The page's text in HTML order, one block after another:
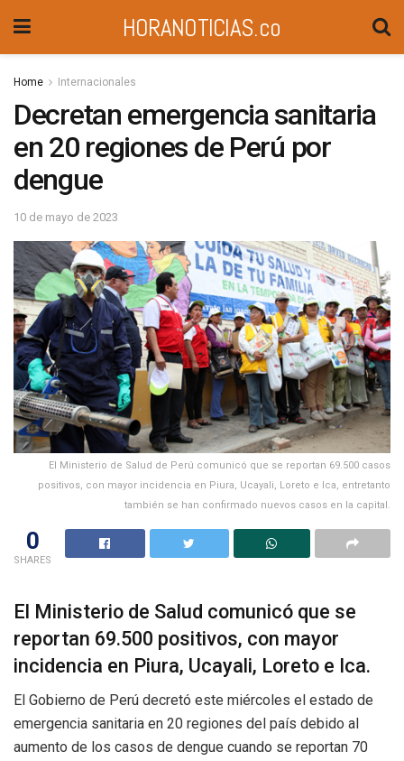
HORANOTICIAS.co
Home Internacionales
Decretan emergencia sanitaria
en 20 regiones de Perú por
dengue
10 de mayo de 2023
El Ministerio de Salud de Perú comunicó que se reportan 69.500 casos
positivos, con mayor incidencia en Piura, Ucayali, Loreto e Ica, entretanto
también se han confirmado nuevos casos en la capital.
0
SHARES
El Ministerio de Salud comunicó que se
reportan 69.500 positivos, con mayor
incidencia en Piura, Ucayali, Loreto e Ica.
El Gobierno de Perú decretó este miércoles el estado de
emergencia sanitaria en 20 regiones del país debido al
aumento de los casos de dengue cuando se reportan 70